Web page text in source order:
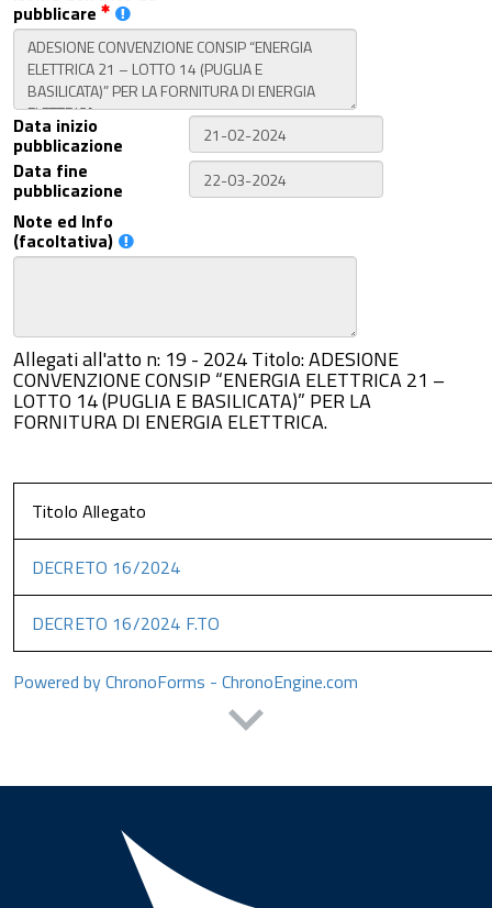
pubblicare
Data inizio
pubblicazione
Data fine
pubblicazione
Note ed Info
(facoltativa)
Allegati all'atto n: 19 - 2024 Titolo: ADESIONE
CONVENZIONE CONSIP “ENERGIA ELETTRICA 21 –
LOTTO 14 (PUGLIA E BASILICATA)” PER LA
FORNITURA DI ENERGIA ELETTRICA.
Titolo Allegato
DECRETO 16/2024
DECRETO 16/2024 F.TO
Powered by ChronoForms - ChronoEngine.com